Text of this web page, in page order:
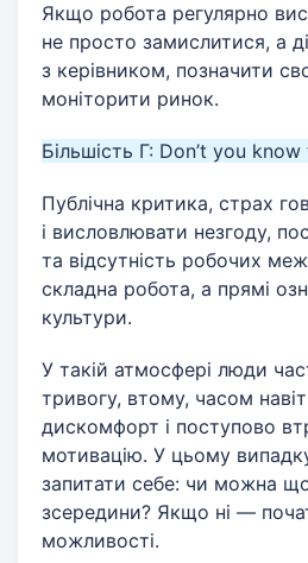
Якщо робота регулярно
не просто замислитися, а
з керівником, позначити
моніторити ринок.
Більшість Г: Don’t you
Публічна критика, страх
і висловлювати незгоду,
та відсутність робочих
складна робота, а прямі
культури.
У такій атмосфері люди
тривогу, втому, часом
дискомфорт і поступово
мотивацію. У цьому
запитати себе: чи можна
зсередини? Якщо ні —
можливості.